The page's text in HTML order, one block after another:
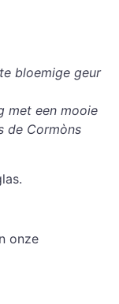
bloemige geur
met een mooie
de Cormòns
onze